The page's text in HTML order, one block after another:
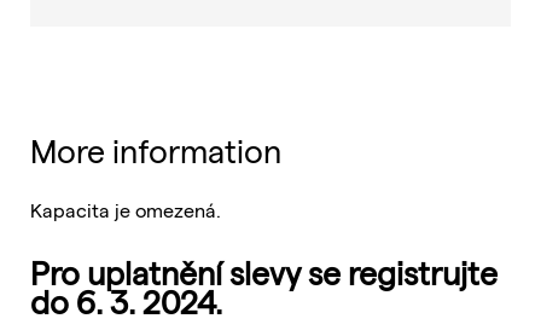
More information
Kapacita je omezená.
Pro uplatnění slevy se registrujte
do 6. 3. 2024.